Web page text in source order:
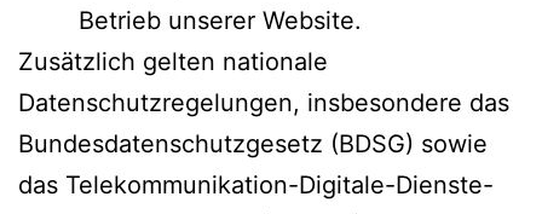
Betrieb unserer Website.
Zusätzlich gelten nationale
Datenschutzregelungen, insbesondere das
Bundesdatenschutzgesetz (BDSG) sowie
das Telekommunikation-Digitale-Dienste-